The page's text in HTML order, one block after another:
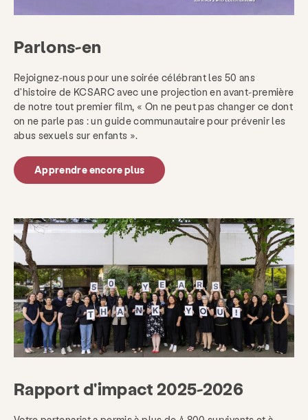
Parlons-en
Rejoignez-nous pour une soirée célébrant les 50 ans
d'histoire de KCSARC avec une projection en avant-première
de notre tout premier film, « On ne peut pas changer ce dont
on ne parle pas : un guide communautaire pour prévenir les
abus sexuels sur enfants ».
Apprendre encore plus
Rapport d'impact 2025-2026